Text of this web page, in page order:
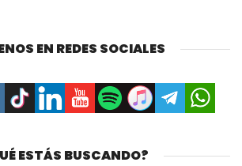
EN REDES SOCIALES
ESTÁS BUSCANDO?